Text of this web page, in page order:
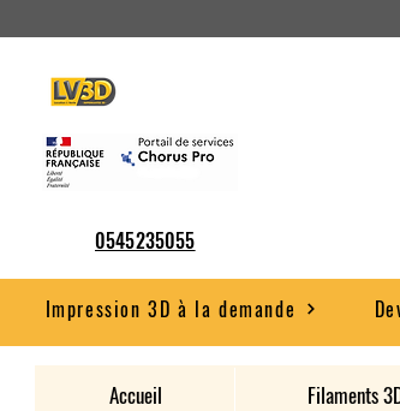
0545235055
Impression 3D à la demande
Accueil Filaments